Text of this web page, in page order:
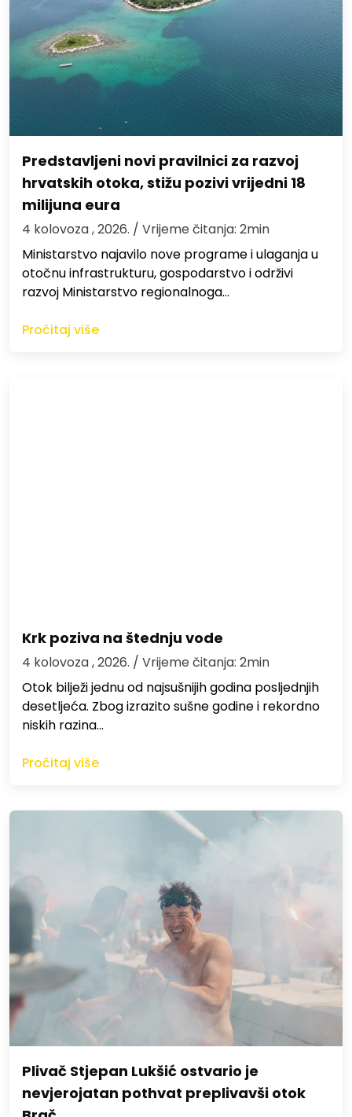
Predstavljeni novi pravilnici za razvoj
hrvatskih otoka, stižu pozivi vrijedni 18
milijuna eura
4 kolovoza , 2026. / Vrijeme čitanja: 2min
Ministarstvo najavilo nove programe i ulaganja u
otočnu infrastrukturu, gospodarstvo i održivi
razvoj Ministarstvo regionalnoga…
Pročitaj više
Krk poziva na štednju vode
4 kolovoza , 2026. / Vrijeme čitanja: 2min
Otok bilježi jednu od najsušnijih godina posljednjih
desetljeća. Zbog izrazito sušne godine i rekordno
niskih razina…
Pročitaj više
Plivač Stjepan Lukšić ostvario je
nevjerojatan pothvat preplivavši otok